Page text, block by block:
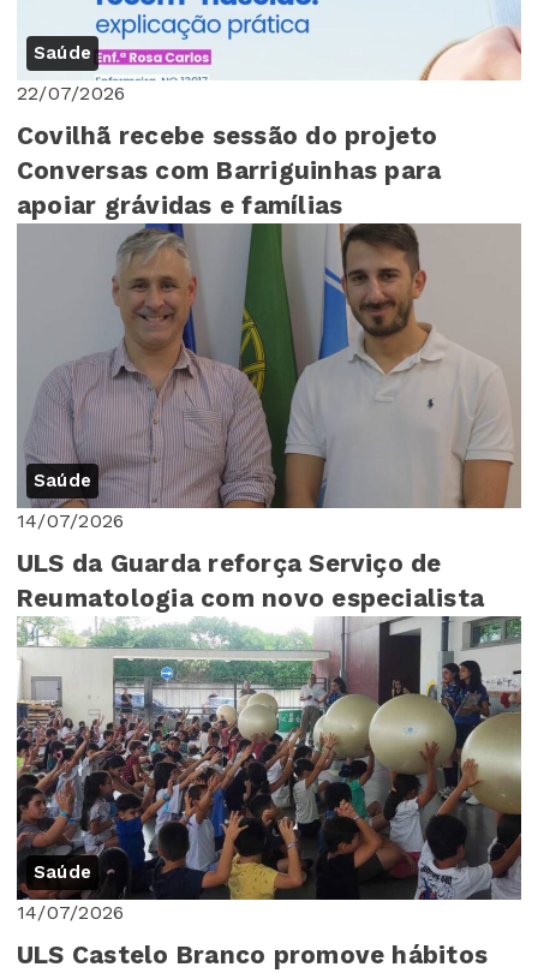
Saúde
22/07/2026
Covilhã recebe sessão do projeto
Conversas com Barriguinhas para
apoiar grávidas e famílias
Saúde
14/07/2026
ULS da Guarda reforça Serviço de
Reumatologia com novo especialista
Saúde
14/07/2026
ULS Castelo Branco promove hábitos